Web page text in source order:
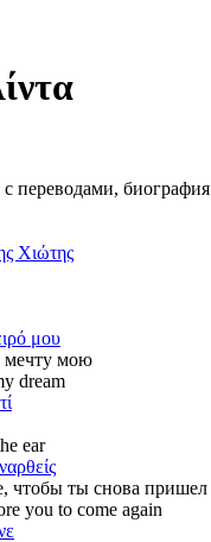
переводами, биография
Χιώτης
μου
мечту мою
dream
ear
чтобы ты снова пришел
you to come again